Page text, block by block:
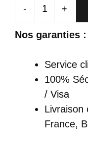
-
de
+
Nos garanties :
Service
100%
/ Visa
Livraison
France,